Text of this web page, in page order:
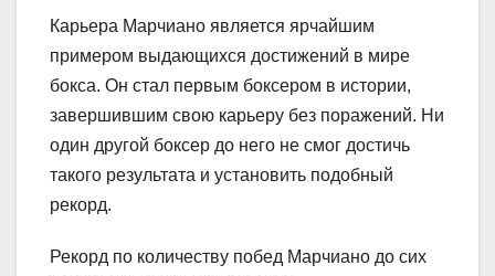
Карьера Марчиано является ярчайшим
примером выдающихся достижений в мире
бокса. Он стал первым боксером в истории,
завершившим свою карьеру без поражений. Ни
один другой боксер до него не смог достичь
такого результата и установить подобный
рекорд.
Рекорд по количеству побед Марчиано до сих